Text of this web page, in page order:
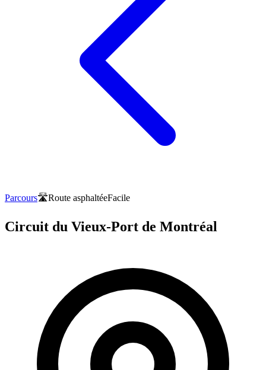
Parcours🛣️Route asphaltéeFacile
Circuit du Vieux-Port de Montréal